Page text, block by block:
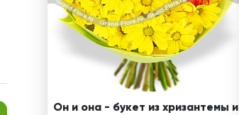
Он и она - букет из хризантемы и